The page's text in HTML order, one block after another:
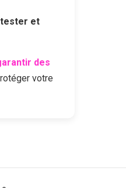
tester et
des
votre